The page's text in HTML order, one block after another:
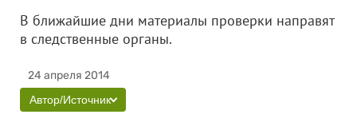
В ближайшие дни материалы проверки направят
в следственные органы.
24 апреля 2014
Автор/Источник